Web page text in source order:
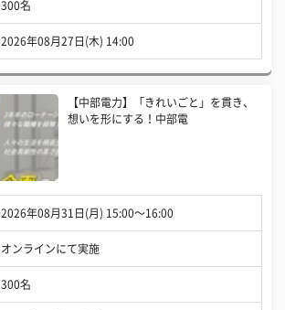
300名
2026年08月27日(木) 14:00
【中部電力】「きれいごと」を貫き、
想いを形にする！中部電
2026年08月31日(月) 15:00〜16:00
オンラインにて実施
300名